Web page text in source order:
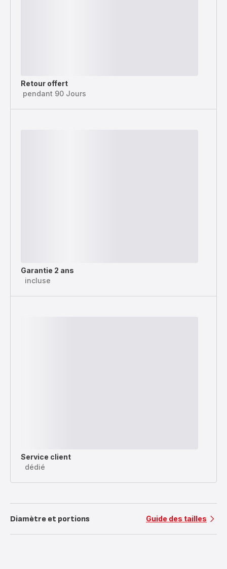
Retour offert
pendant 90 Jours
Garantie 2 ans
incluse
Service client
dédié
Diamètre et portions Guide des tailles